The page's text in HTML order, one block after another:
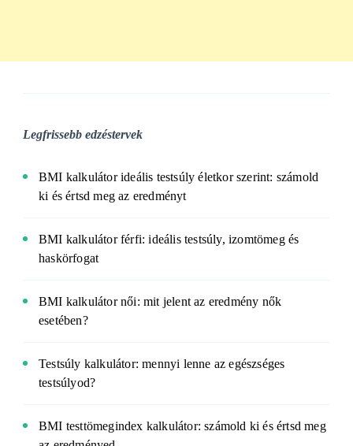
Legfrissebb edzéstervek
BMI kalkulátor ideális testsúly életkor szerint: számold
ki és értsd meg az eredményt
BMI kalkulátor férfi: ideális testsúly, izomtömeg és
haskörfogat
BMI kalkulátor női: mit jelent az eredmény nők
esetében?
Testsúly kalkulátor: mennyi lenne az egészséges
testsúlyod?
BMI testtömegindex kalkulátor: számold ki és értsd meg